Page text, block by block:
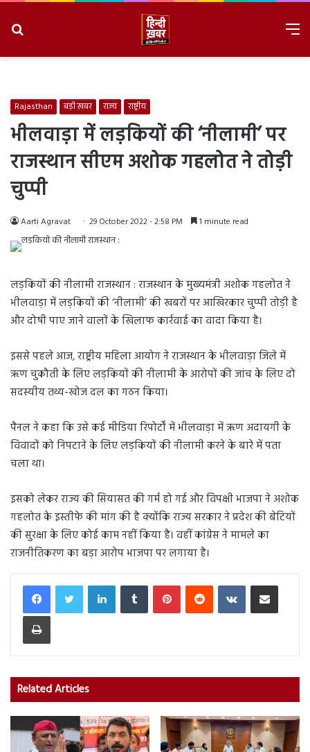
Rajasthan बड़ी ख़बर राज्य राष्ट्रीय
भीलवाड़ा में लड़कियों की ‘नीलामी’ पर
राजस्थान सीएम अशोक गहलोत ने तोड़ी
चुप्पी
Aarti Agravat 29 October 2022 - 2:58 PM 1 minute read
लड़कियों की नीलामी राजस्थान : राजस्थान के मुख्यमंत्री अशोक गहलोत ने
भीलवाड़ा में लड़कियों की ‘नीलामी’ की खबरों पर आखिरकार चुप्पी तोड़ी है
और दोषी पाए जाने वालों के खिलाफ कार्रवाई का वादा किया है।
इससे पहले आज, राष्ट्रीय महिला आयोग ने राजस्थान के भीलवाड़ा जिले में
ऋण चुकौती के लिए लड़कियों की नीलामी के आरोपों की जांच के लिए दो
सदस्यीय तथ्य-खोज दल का गठन किया।
पैनल ने कहा कि उसे कई मीडिया रिपोर्टों में भीलवाड़ा में ऋण अदायगी के
विवादों को निपटाने के लिए लड़कियों की नीलामी करने के बारे में पता
चला था।
इसको लेकर राज्य की सियासत की गर्म हो गई और विपक्षी भाजपा ने अशोक
गहलोत के इस्तीफे की मांग की है क्योंकि राज्य सरकार ने प्रदेश की बेटियों
की सुरक्षा के लिए कोई काम नहीं किया है। वहीं कांग्रेस ने मामले का
राजनीतिकरण का बड़ा आरोप भाजपा पर लगाया है।
LinkedInTumblr PinterestReddit VKontakteShare via Email
Print
Related Articles